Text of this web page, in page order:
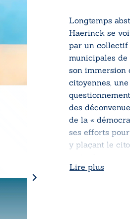
Longtemps
Haerinck se
par un collectif
municipales de
son immersion
citoyennes,
des
de la «
ses efforts
y plaçant le
l’engagement
Lire plus